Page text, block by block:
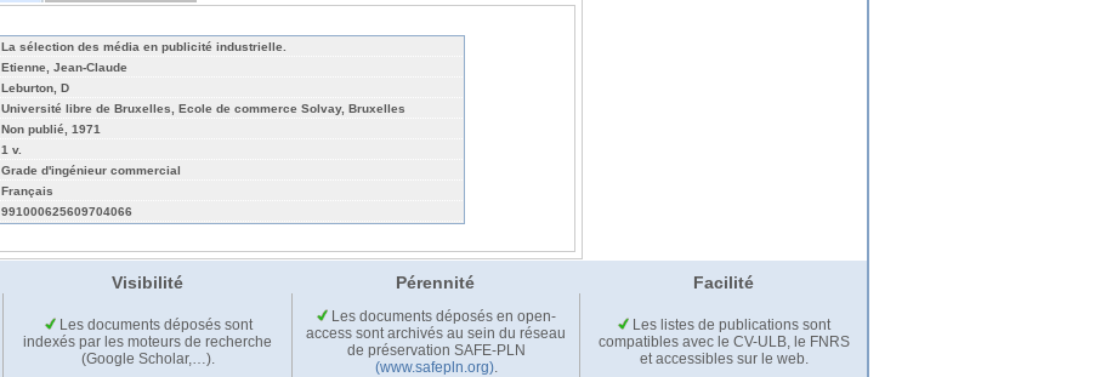
La sélection des média en publicité industrielle.
Etienne, Jean-Claude
Leburton, D
Université libre de Bruxelles, Ecole de commerce Solvay, Bruxelles
Non publié, 1971
1 v.
Grade d'ingénieur commercial
Français
991000625609704066
Visibilité Pérennité Facilité
Les documents déposés sont
indexés par les moteurs de recherche
(Google Scholar,…).
Les documents déposés en open-
access sont archivés au sein du réseau
de préservation SAFE-PLN
(www.safepln.org).
Les listes de publications sont
compatibles avec le CV-ULB, le FNRS
et accessibles sur le web.